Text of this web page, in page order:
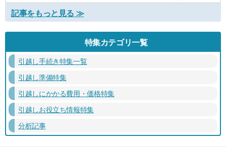
記事をもっと見る ≫
特集カテゴリ一覧
引越し手続き特集一覧
引越し準備特集
引越しにかかる費用・価格特集
引越しお役立ち情報特集
分析記事